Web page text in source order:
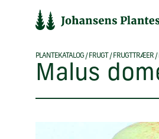
PLANTEKATALOG/ FRUGT / FRUGTTRÆER /
Malus